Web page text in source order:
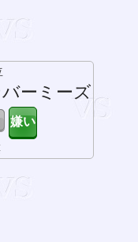
ーミーズ